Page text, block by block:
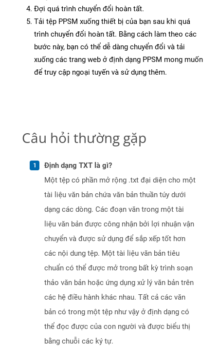
Đợi quá trình chuyển đổi hoàn tất.
Tải tệp PPSM xuống thiết bị của bạn sau khi quá
trình chuyển đổi hoàn tất. Bằng cách làm theo các
bước này, bạn có thể dễ dàng chuyển đổi và tải
xuống các trang web ở định dạng PPSM mong muốn
để truy cập ngoại tuyến và sử dụng thêm.
Câu hỏi thường gặp
Định dạng TXT là gì?
Một tệp có phần mở rộng .txt đại diện cho một
tài liệu văn bản chứa văn bản thuần túy dưới
dạng các dòng. Các đoạn văn trong một tài
liệu văn bản được công nhận bởi lợi nhuận vận
chuyển và được sử dụng để sắp xếp tốt hơn
các nội dung tệp. Một tài liệu văn bản tiêu
chuẩn có thể được mở trong bất kỳ trình soạn
thảo văn bản hoặc ứng dụng xử lý văn bản trên
các hệ điều hành khác nhau. Tất cả các văn
bản có trong một tệp như vậy ở định dạng có
thể đọc được của con người và được biểu thị
bằng chuỗi các ký tự.